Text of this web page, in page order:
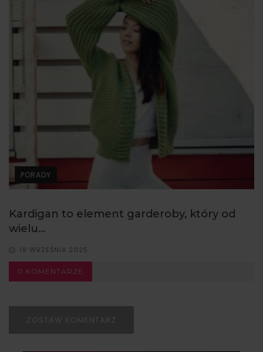
PORADY
Kardigan to element garderoby, który od
wielu...
18 WRZEŚNIA 2025
0 KOMENTARZE
ZOSTAW KOMENTARZ